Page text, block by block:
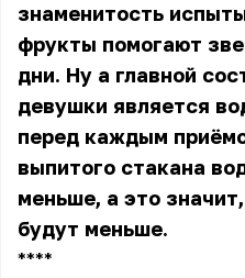
знаменитость
фрукты помогают
дни. Ну а главной
девушки является
перед каждым
выпитого стакана
меньше, а это
будут меньше.
** **